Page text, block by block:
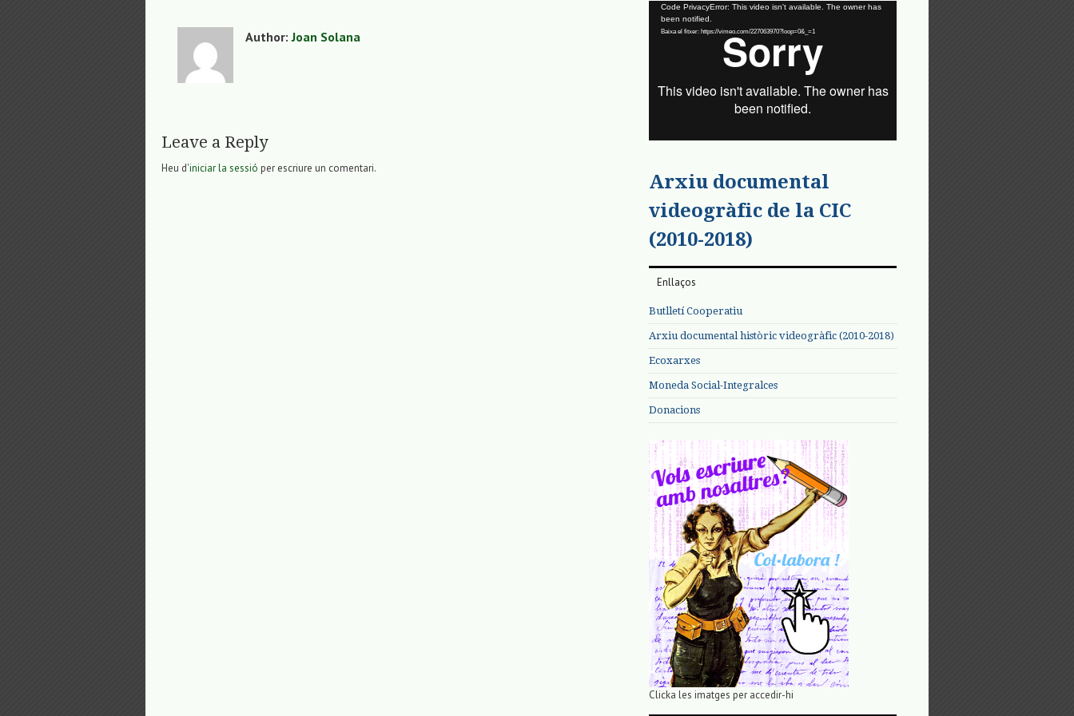
Author:Joan Solana
Leave a Reply
Heu d'iniciar la sessió per escriure un comentari.
Reproductor
vídeo
Code PrivacyError: This video isn't available. The owner has
been notified.
Baixa el fitxer: https://vimeo.com/227063970?loop=0&_=1
Arxiu documental
videogràfic de la CIC
(2010-2018)
Enllaços
Butlletí Cooperatiu
Arxiu documental històric videogràfic (2010-2018)
Ecoxarxes
Moneda Social-Integralces
Donacions
Clicka les imatges per accedir-hi